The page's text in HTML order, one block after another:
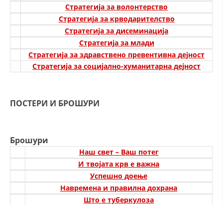
ИСТОРИЈАТ НА ЦКРСМ
ИСТОРИЈАТ НА ДВИЖЕЊЕТО
СТРУКТУРА НА ОРГАНИЗАЦИЈАТА
КОНТАКТ ИНФОРМАЦИИ
СТАТУТ НА ЦКРМ
Стратегија за волонтерство
Стратегија за крводарителство
Стратегија за дисеминација
Стратегија за млади
Стратегија за здравствено превентивна дејност
Стратегија за социјално-хуманитарна дејност
ПОСТЕРИ И БРОШУРИ
Брошури
Наш свет – Ваш потег
И твојата крв е важна
Успешно доење
Навремена и правилна дохрана
Што е туберкулоза